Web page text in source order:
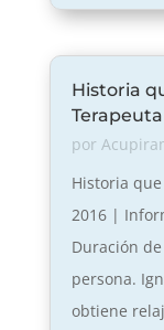
Historia
Terapeuta
por
Historia que
2016 |
Duración
persona.
obtiene